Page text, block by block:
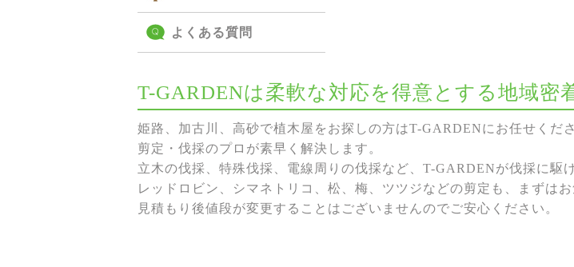
よくある質問
T-GARDENは柔軟な対応を得意とする地域密
姫路、加古川、高砂で植木屋をお探しの方はT-GARDENにお任せくださ
剪定・伐採のプロが素早く解決します。
立木の伐採、特殊伐採、電線周りの伐採など、T-GARDENが伐採に駆
レッドロビン、シマネトリコ、松、梅、ツツジなどの剪定も、まずは
見積もり後値段が変更することはございませんのでご安心ください。